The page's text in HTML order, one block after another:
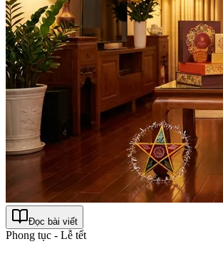
Đọc bài viết
Phong tục - Lễ tết